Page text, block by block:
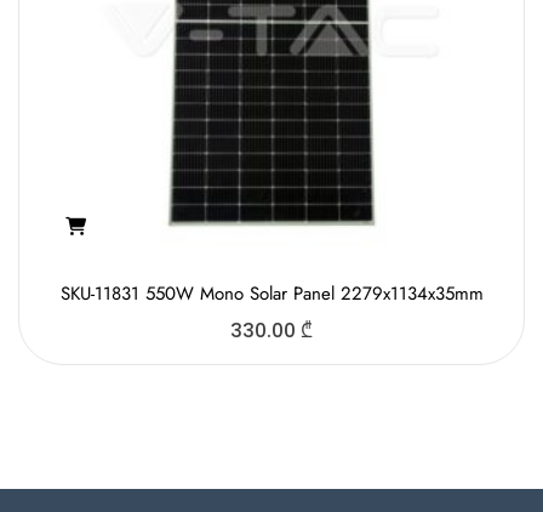
SKU-11831 550W Mono Solar Panel 2279x1134x35mm
330.00 ₾